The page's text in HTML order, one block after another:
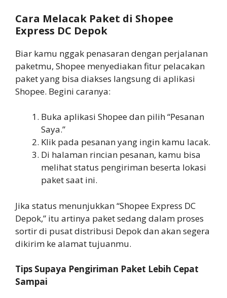
Cara Melacak Paket di Shopee
Express DC Depok
Biar kamu nggak penasaran dengan perjalanan
paketmu, Shopee menyediakan fitur pelacakan
paket yang bisa diakses langsung di aplikasi
Shopee. Begini caranya:
Buka aplikasi Shopee dan pilih “Pesanan
Saya.”
Klik pada pesanan yang ingin kamu lacak.
Di halaman rincian pesanan, kamu bisa
melihat status pengiriman beserta lokasi
paket saat ini.
Jika status menunjukkan “Shopee Express DC
Depok,” itu artinya paket sedang dalam proses
sortir di pusat distribusi Depok dan akan segera
dikirim ke alamat tujuanmu.
Tips Supaya Pengiriman Paket Lebih Cepat
Sampai